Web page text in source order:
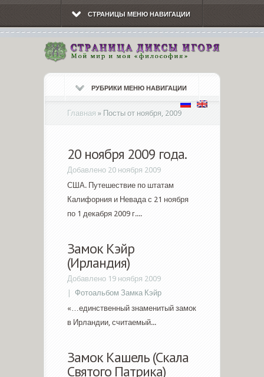
СТРАНИЦЫ МЕНЮ НАВИГАЦИИ
РУБРИКИ МЕНЮ НАВИГАЦИИ
Главная » Посты от ноября, 2009
20 ноября 2009 года.
Добавлено 20 ноября 2009
США. Путешествие по штатам
Калифорния и Невада с 21 ноября
по 1 декабря 2009 г....
Замок Кэйр
(Ирландия)
Добавлено 19 ноября 2009
| Фотоальбом Замка Кэйр
«…единственный знаменитый замок
в Ирландии, считаемый...
Замок Кашель (Скала
Святого Патрика)